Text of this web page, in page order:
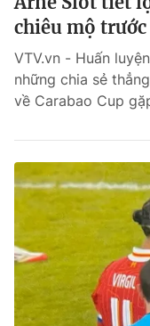
chiêu mộ trước
VTV.vn - Huấn
những chia sẻ
về Carabao Cup